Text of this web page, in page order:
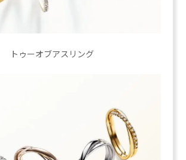
トゥーオブアスリング